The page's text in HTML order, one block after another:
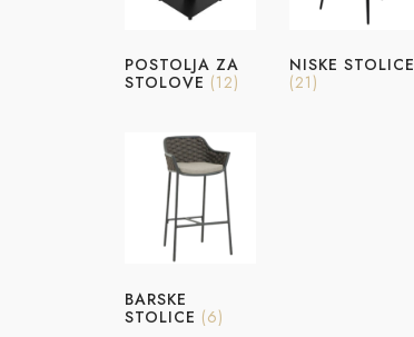
POSTOLJA ZA
STOLOVE (12)
NISKE STOLICE
(21)
BARSKE
STOLICE (6)